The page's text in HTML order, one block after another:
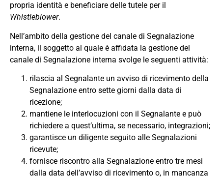
propria identità e beneficiare delle tutele per il
Whistleblower.
Nell’ambito della gestione del canale di Segnalazione
interna, il soggetto al quale è affidata la gestione del
canale di Segnalazione interna svolge le seguenti attività:
rilascia al Segnalante un avviso di ricevimento della
Segnalazione entro sette giorni dalla data di
ricezione;
mantiene le interlocuzioni con il Segnalante e può
richiedere a quest’ultima, se necessario, integrazioni;
garantisce un diligente seguito alle Segnalazioni
ricevute;
fornisce riscontro alla Segnalazione entro tre mesi
dalla data dell’avviso di ricevimento o, in mancanza